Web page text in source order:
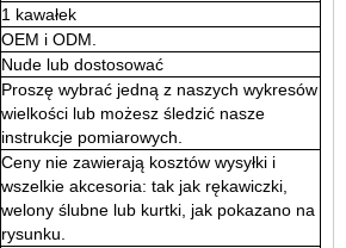
1 kawałek
OEM i ODM.
Nude lub dostosować
Proszę wybrać jedną z naszych wykresów
wielkości lub możesz śledzić nasze
instrukcje pomiarowych.
Ceny nie zawierają kosztów wysyłki i
wszelkie akcesoria: tak jak rękawiczki,
welony ślubne lub kurtki, jak pokazano na
rysunku.